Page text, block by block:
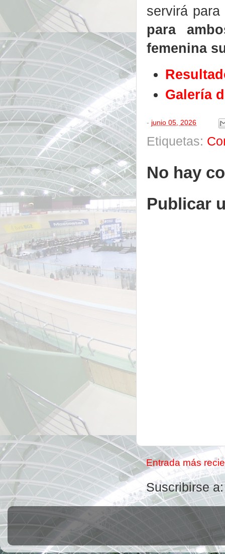
servirá para
para
femenina
Galería
- junio 05, 2026
Etiquetas:
No hay
Publicar
Entrada más
Suscribirse